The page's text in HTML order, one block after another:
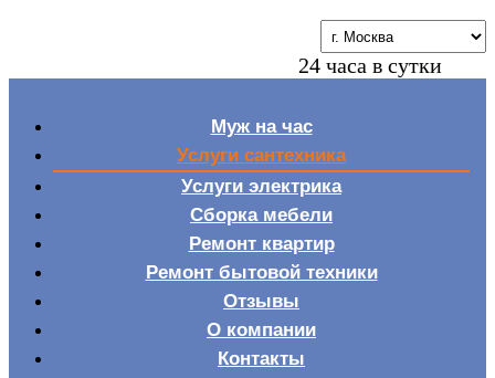
24 часа в сутки
Муж на час
Услуги сантехника
Услуги электрика
Сборка мебели
Ремонт квартир
Ремонт бытовой техники
Отзывы
О компании
Контакты